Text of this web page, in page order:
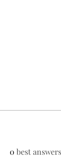
0 best answers